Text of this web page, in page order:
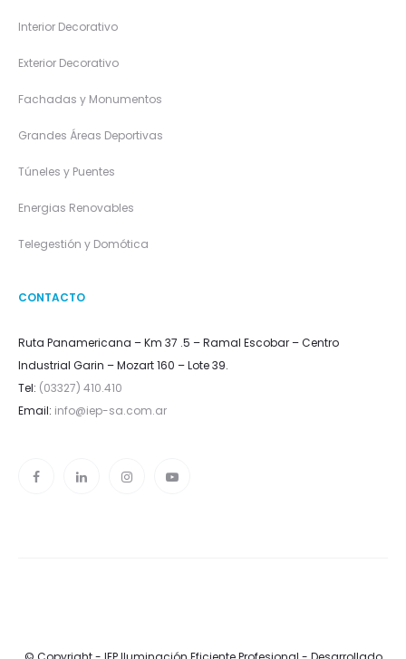
Interior Decorativo
Exterior Decorativo
Fachadas y Monumentos
Grandes Áreas Deportivas
Túneles y Puentes
Energias Renovables
Telegestión y Domótica
CONTACTO
Ruta Panamericana – Km 37 .5 – Ramal Escobar – Centro
Industrial Garin – Mozart 160 – Lote 39.
Tel: (03327) 410.410
Email: info@iep-sa.com.ar